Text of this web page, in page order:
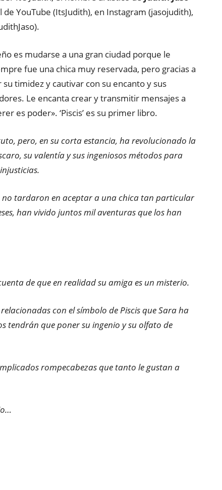
YouTube (ItsJudith), en Instagram (jasojudith),
es mudarse a una gran ciudad porque le
fue una chica muy reservada, pero gracias a
timidez y cautivar con su encanto y sus
Le encanta crear y transmitir mensajes a
es poder». ‘Piscis’ es su primer libro.
pero, en su corta estancia, ha revolucionado la
su valentía y sus ingeniosos métodos para
no tardaron en aceptar a una chica tan particular
han vivido juntos mil aventuras que los han
de que en realidad su amiga es un misterio.
con el símbolo de Piscis que Sara ha
tendrán que poner su ingenio y su olfato de
rompecabezas que tanto le gustan a